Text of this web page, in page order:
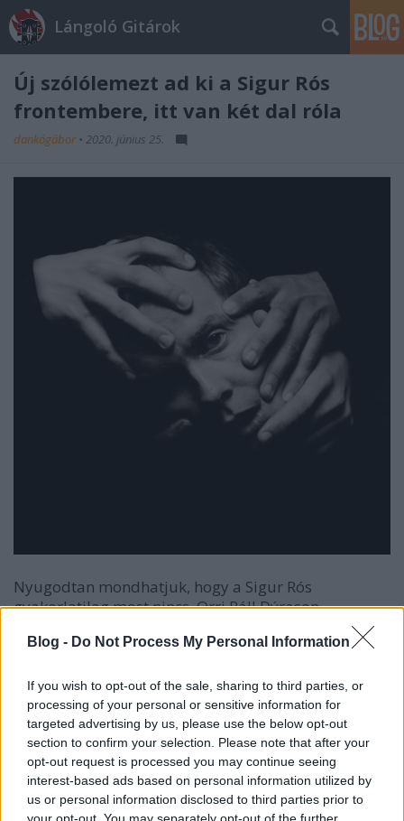
Blog - Do Not Process My Personal Information
If you wish to opt-out of the sale, sharing to third parties, or
processing of your personal or sensitive information for
targeted advertising by us, please use the below opt-out
section to confirm your selection. Please note that after your
opt-out request is processed you may continue seeing
interest-based ads based on personal information utilized by
us or personal information disclosed to third parties prior to
Lángoló Gitárok
Új szólólemezt ad ki a Sigur Rós
frontembere, itt van két dal róla
dankógábor • 2020. június 25.
Nyugodtan mondhatjuk, hogy a Sigur Rós
gyakorlatilag most nincs. Orri Páll Dýrason
ütőhangszeres 2018-ban szállt ki, miután szexuális
zaklatással vádolták, és nem akarta, hogy ez
nem igazán csinál semmit a megmaradt két tag sem.
Mármint Sigur Rós név alatt, merthogy a frontember
Jónsi most úgy döntött, ideje egy új szólóalbumot
kiadni. Ez lesz a második, az első tíz éve jelent meg. A
lemez október 2-án jelenik meg, a Bandcampen már
elő is lehet rendelnitöbbféle változatban. És hogy ne
behallgatás nélkül kelljen ezt megtenni, már két dal